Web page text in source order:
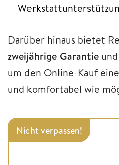
Darüber hinaus bietet
zweijährige Garantie
um den Online-Kauf
und komfortabel wie
Nicht verpassen!